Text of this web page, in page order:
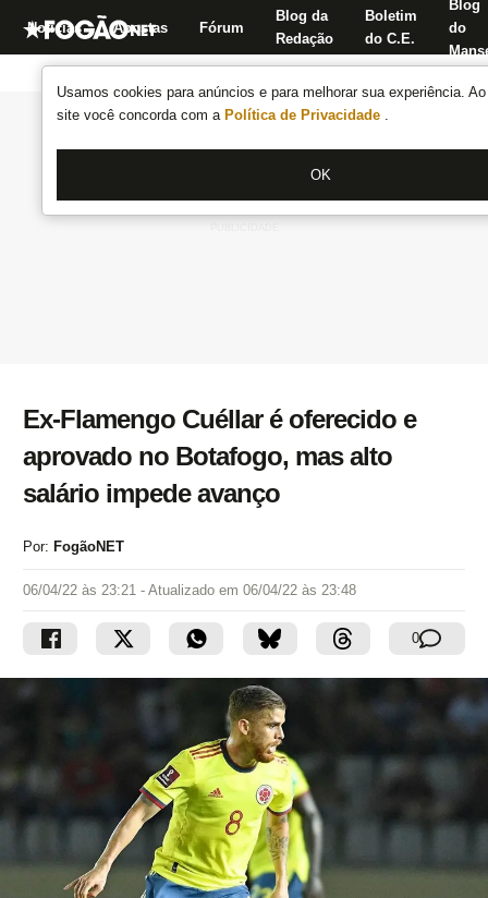
Usamos cookies para anúncios e para melhorar sua experiência.
site você concorda com a Política de Privacidade .
OK
Notícias Apostas Fórum
Blog da
Redação
Boletim
do C.E.
Blog
do
Ex-Flamengo Cuéllar é oferecido e
aprovado no Botafogo, mas alto
salário impede avanço
Por: FogãoNET
06/04/22 às 23:21 - Atualizado em 06/04/22 às 23:48
0